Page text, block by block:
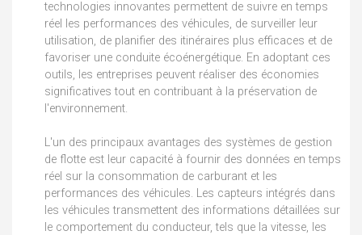
technologies innovantes permettent de suivre en temps
réel les performances des véhicules, de surveiller leur
utilisation, de planifier des itinéraires plus efficaces et de
favoriser une conduite écoénergétique. En adoptant ces
outils, les entreprises peuvent réaliser des économies
significatives tout en contribuant à la préservation de
l'environnement.
L'un des principaux avantages des systèmes de gestion
de flotte est leur capacité à fournir des données en temps
réel sur la consommation de carburant et les
performances des véhicules. Les capteurs intégrés dans
les véhicules transmettent des informations détaillées sur
le comportement du conducteur, tels que la vitesse, les